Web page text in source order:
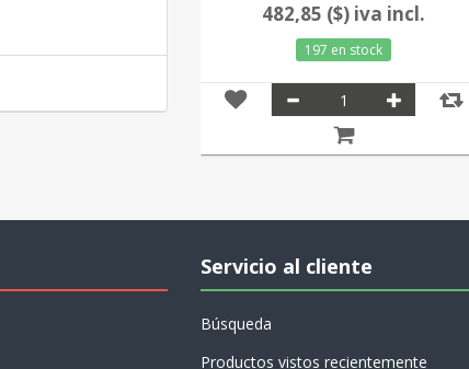
482,85 ($) iva incl.
197 en stock
Servicio al cliente
Búsqueda
Productos vistos recientemente